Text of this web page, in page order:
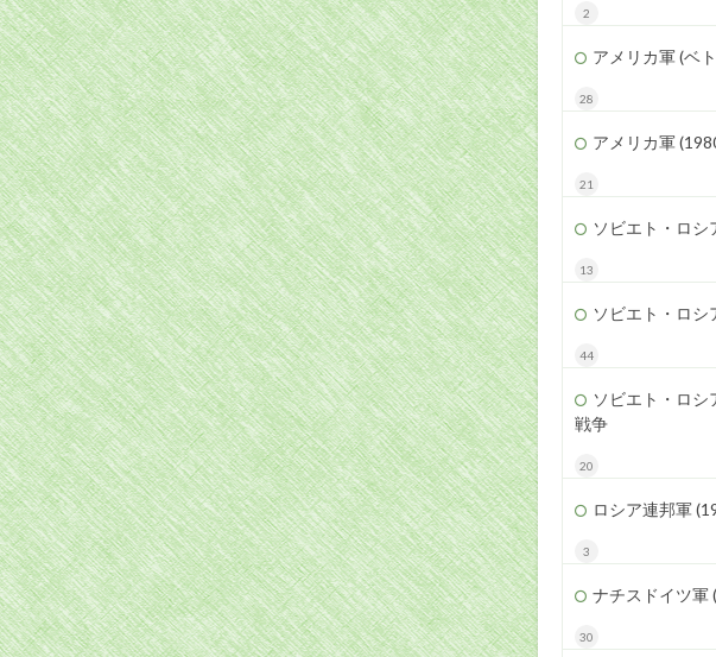
2
アメリカ軍 (ベ
28
アメリカ軍
21
ソビエト・ロシ
13
ソビエト・ロ
44
ソビエト・ロシ
戦争
20
ロシア連邦軍
3
ナチスドイツ軍
30